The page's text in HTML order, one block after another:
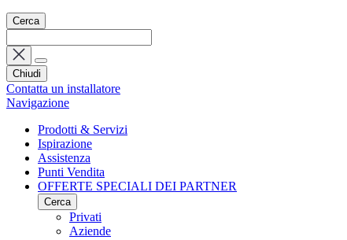
Cerca
Chiudi
Contatta un installatore
Navigazione
Prodotti & Servizi
Ispirazione
Assistenza
Punti Vendita
OFFERTE SPECIALI DEI PARTNER
Cerca
Privati
Aziende